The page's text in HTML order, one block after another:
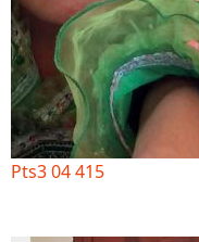
Pts3 04 415